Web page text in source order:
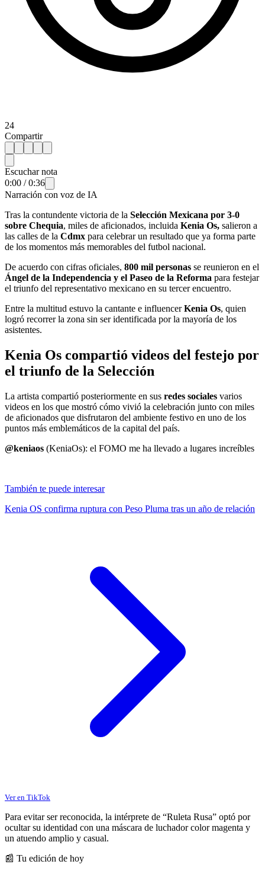
24
Compartir
Escuchar nota
0:00 /0:36
Narración con voz de IA
Tras la contundente victoria de la Selección Mexicana por 3-0
sobre Chequia, miles de aficionados, incluida Kenia Os, salieron a
las calles de la Cdmx para celebrar un resultado que ya forma parte
de los momentos más memorables del futbol nacional.
De acuerdo con cifras oficiales, 800 mil personas se reunieron en el
Ángel de la Independencia y el Paseo de la Reforma para festejar
el triunfo del representativo mexicano en su tercer encuentro.
Entre la multitud estuvo la cantante e influencerKenia Os, quien
logró recorrer la zona sin ser identificada por la mayoría de los
asistentes.
Kenia Os compartió videos del festejo por
el triunfo de la Selección
La artista compartió posteriormente en sus redes sociales varios
videos en los que mostró cómo vivió la celebración junto con miles
de aficionados que disfrutaron del ambiente festivo en uno de los
puntos más emblemáticos de la capital del país.
@keniaos (KeniaOs): el FOMO me ha llevado a lugares increíbles
También te puede interesar
Kenia OS confirma ruptura con Peso Pluma tras un año de relación
Ver en TikTok
Para evitar ser reconocida, la intérprete de “Ruleta Rusa” optó por
ocultar su identidad con una máscara de luchador color magenta y
un atuendo amplio y casual.
📰 Tu edición de hoy